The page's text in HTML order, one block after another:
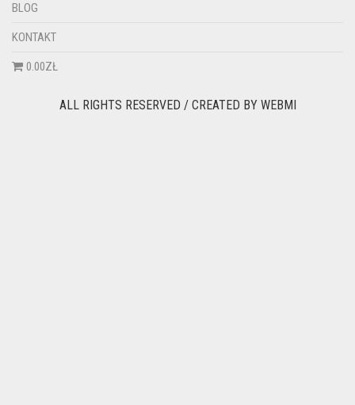
BLOG
KONTAKT
0.00ZŁ
ALL RIGHTS RESERVED / CREATED BY WEBMI